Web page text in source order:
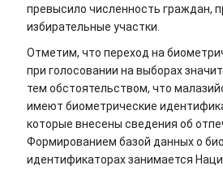
превысило численность граждан,
избирательные участки.
Отметим, что переход на
при голосовании на выборах
тем обстоятельством, что
имеют биометрические
которые внесены сведения об
Формированием базой данных о
идентификаторах занимается